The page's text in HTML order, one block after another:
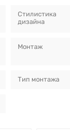
Стилистика
дизайна
Монтаж
Тип монтажа